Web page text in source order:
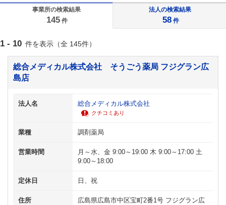
事業所の検索結果
145 件
法人の検索結果
58 件
1 - 10 件を表示（全 145件）
総合メディカル株式会社 そうごう薬局 フジグラン広
島店
法人名 総合メディカル株式会社
クチコミあり
業種 調剤薬局
営業時間
月～水、金 9:00～19:00 木 9:00～17:00 土
9:00～18:00
定休日 日、祝
住所
広島県広島市中区宝町2番1号 フジグラン広